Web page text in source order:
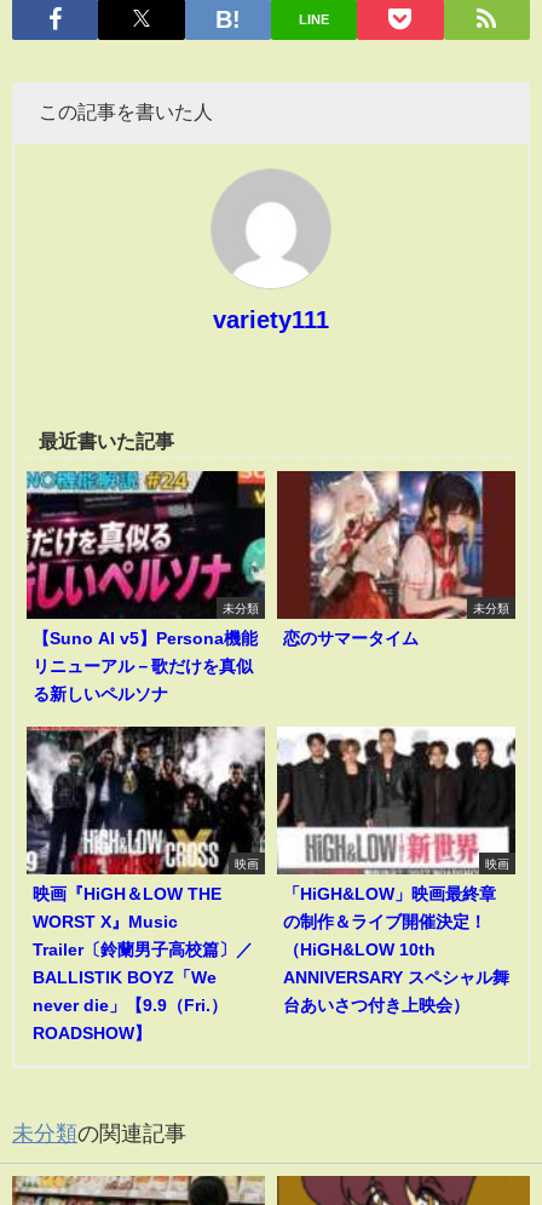
LINE
この記事を書いた人
variety111
最近書いた記事
未分類
【Suno AI v5】Persona機能
リニューアル－歌だけを真似
る新しいペルソナ
未分類
恋のサマータイム
映画
映画『HiGH＆LOW THE
WORST X』Music
Trailer〔鈴蘭男子高校篇〕／
BALLISTIK BOYZ「We
never die」【9.9（Fri.）
ROADSHOW】
映画
「HiGH&LOW」映画最終章
の制作＆ライブ開催決定！
（HiGH&LOW 10th
ANNIVERSARY スペシャル舞
台あいさつ付き上映会）
未分類の関連記事